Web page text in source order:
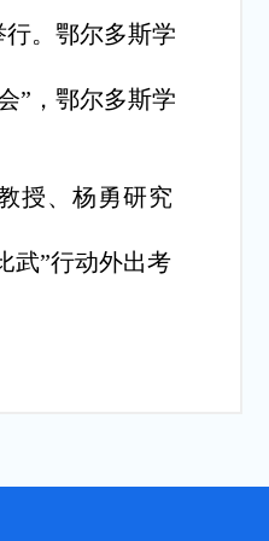
。鄂尔多斯学
”，鄂尔多斯学
授、杨勇研究
武”行动外出考